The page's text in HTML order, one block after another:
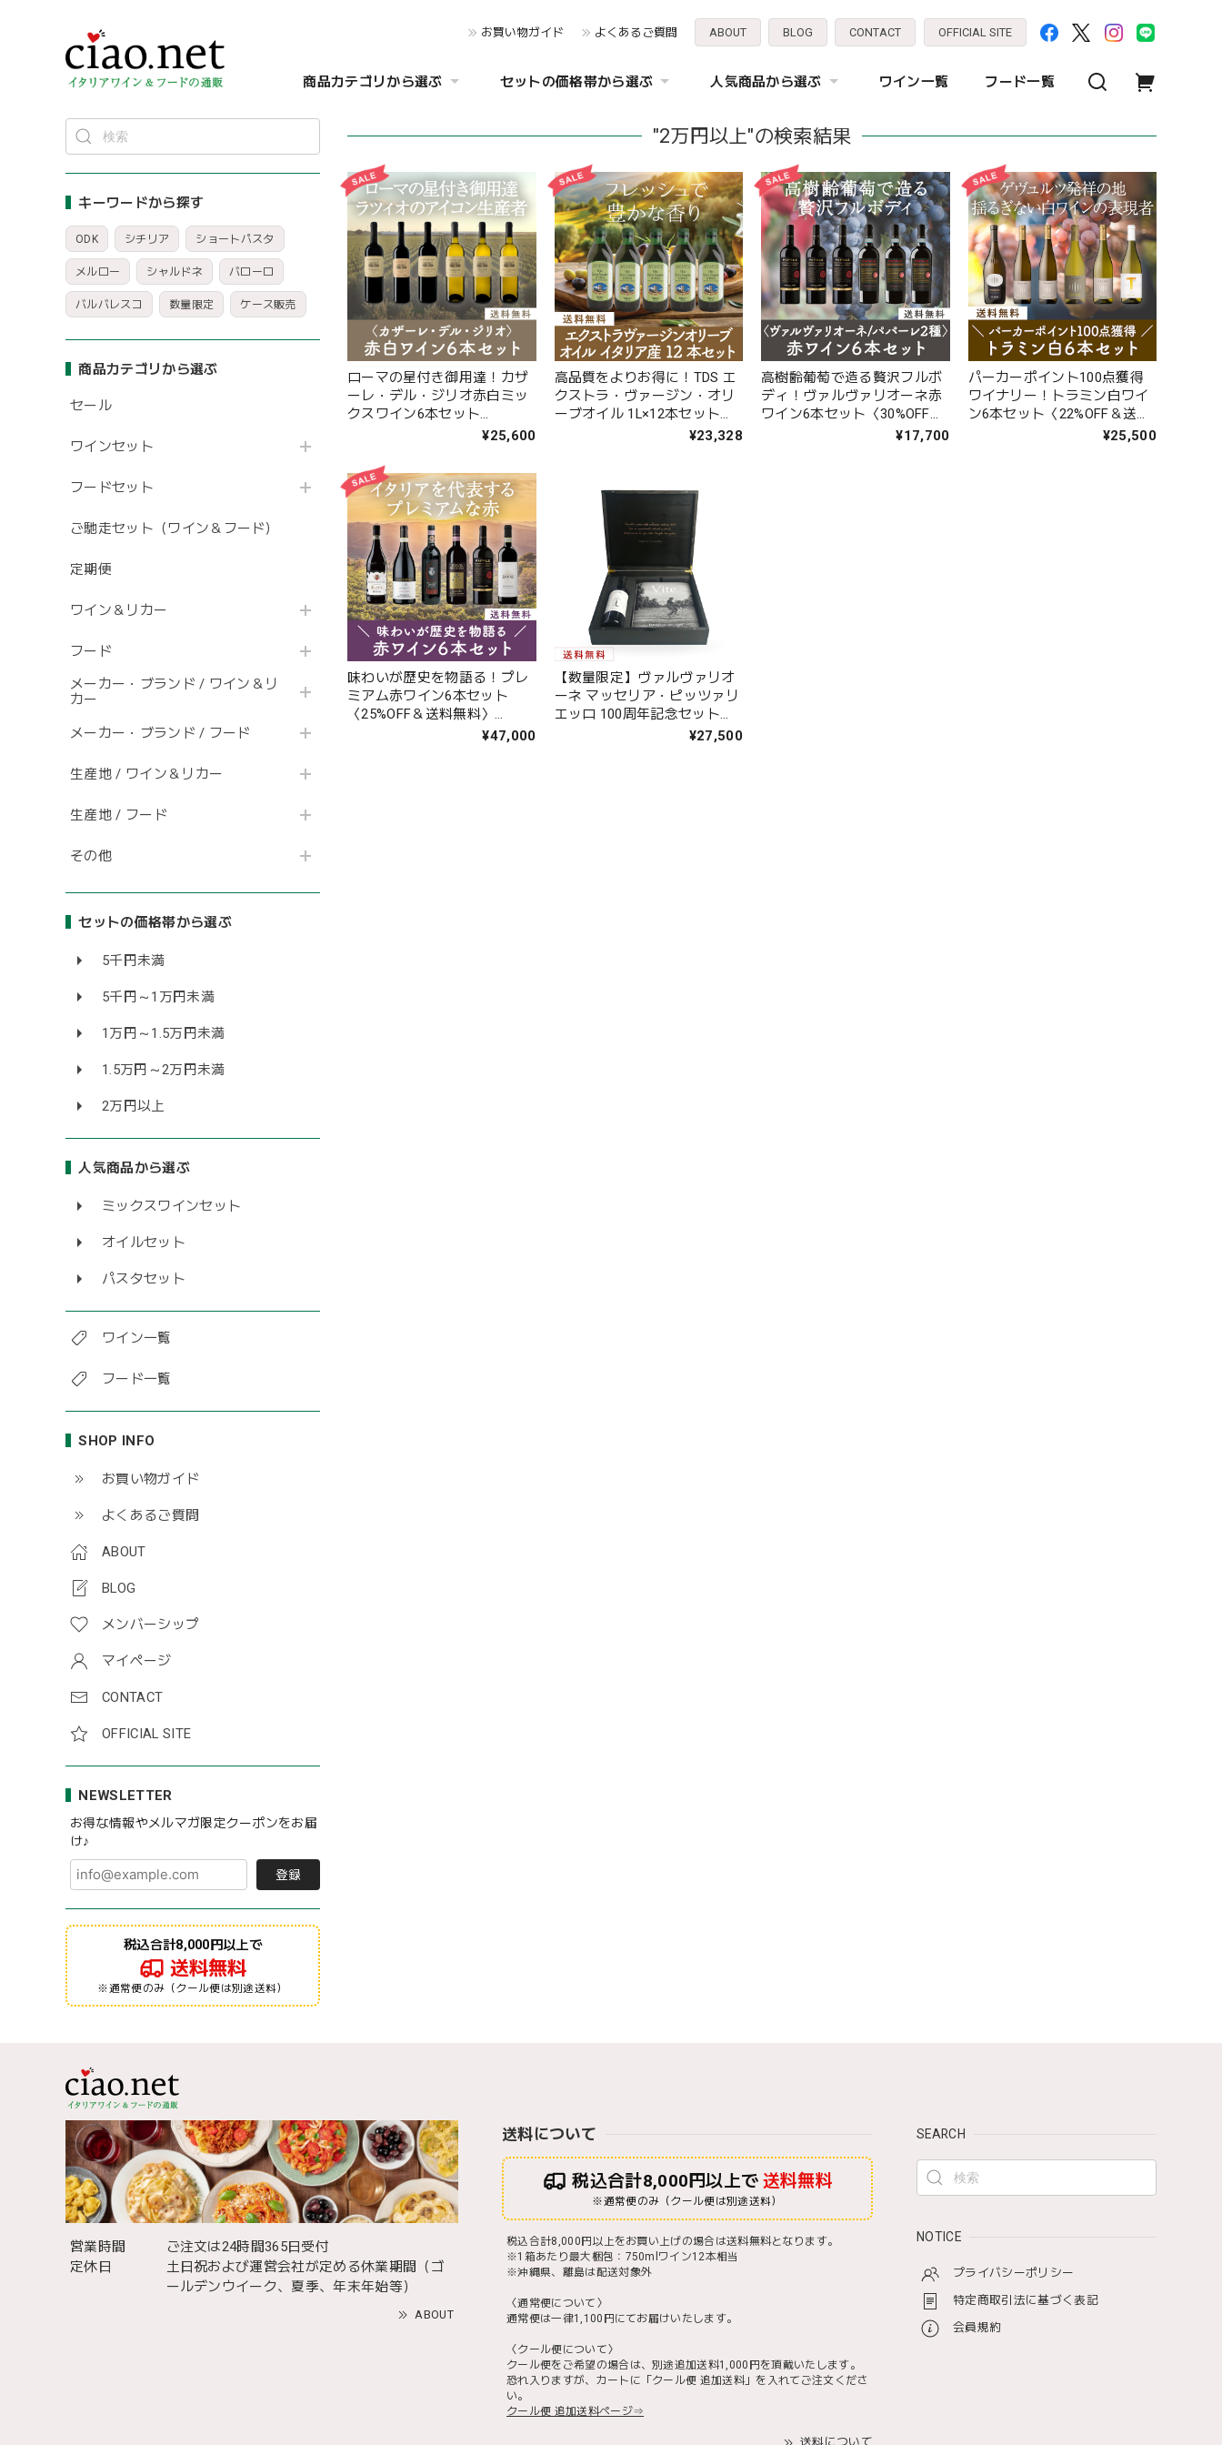
お買い物ガイド よくあるご質問 ABOUT BLOG CONTACT OFFICIAL SITE
商品カテゴリから選ぶ セットの価格帯から選ぶ 人気商品から選ぶ ワイン一覧 フード一覧
キーワードから探す
ODK シチリア ショートパスタ
メルロー シャルドネ バローロ
バルバレスコ 数量限定 ケース販売
商品カテゴリから選ぶ
セール
ワインセット
フードセット
ご馳走セット（ワイン＆フード）
定期便
ワイン＆リカー
フード
メーカー・ブランド / ワイン＆リ
カー
メーカー・ブランド / フード
生産地 / ワイン＆リカー
生産地 / フード
その他
セットの価格帯から選ぶ
5千円未満
5千円～1万円未満
1万円～1.5万円未満
1.5万円～2万円未満
2万円以上
人気商品から選ぶ
ミックスワインセット
オイルセット
パスタセット
ワイン一覧
フード一覧
SHOP INFO
お買い物ガイド
よくあるご質問
ABOUT
BLOG
メンバーシップ
マイページ
CONTACT
OFFICIAL SITE
NEWSLETTER
お得な情報やメルマガ限定クーポンをお届
け♪
登録
税込合計8,000円以上で
送料無料
※通常便のみ（クール便は別途送料）
"2万円以上"の検索結果
ローマの星付き御用達！カザ
ーレ・デル・ジリオ赤白ミッ
クスワイン6本セット
〈30%OFF＆送料無料〉¥25,600
高品質をよりお得に！TDS エ
クストラ・ヴァージン・オリ
ーブオイル 1L×12本セット
〈10%OFF＆送料無料〉¥23,328
高樹齢葡萄で造る贅沢フルボ
ディ！ヴァルヴァリオーネ赤
ワイン6本セット〈30%OFF＆
¥17,700
パーカーポイント100点獲得
ワイナリー！トラミン白ワイ
ン6本セット〈22%OFF＆送料
¥25,500
味わいが歴史を物語る！プレ
ミアム赤ワイン6本セット
〈25%OFF＆送料無料〉
¥47,000
【数量限定】ヴァルヴァリオ
ーネ マッセリア・ピッツァリ
エッロ 100周年記念セット
〈ワイン1本＆写真集・木箱入
¥27,500
営業時間
ご注文は24時間365日受付
定休日
土日祝および運営会社が定める休業期間（ゴ
ールデンウイーク、夏季、年末年始等）
ABOUT
送料について
税込合計8,000円以上で 送料無料
※通常便のみ（クール便は別途送料）
税込合計8,000円以上をお買い上げの場合は送料無料となります。
※1箱あたり最大梱包：750mlワイン12本相当
※沖縄県、離島は配送対象外
〈通常便について〉
通常便は一律1,100円にてお届けいたします。
〈クール便について〉
クール便をご希望の場合は、別途追加送料1,000円を頂戴いたします。
恐れ入りますが、カートに「クール便 追加送料」を入れてご注文くださ
い。
クール便 追加送料ページ⇒
送料について
SEARCH
NOTICE
プライバシーポリシー
特定商取引法に基づく表記
会員規約